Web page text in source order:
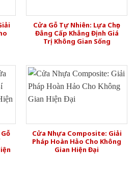
Cửa Gỗ Tự Nhiên: Lựa Chọn
Đẳng Cấp Khẳng Định Giá
Trị Không Gian Sống
Cửa Nhựa Composite: Giải
Pháp Hoàn Hảo Cho Không
Gian Hiện Đại